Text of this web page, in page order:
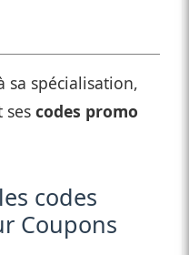
sa spécialisation,
ses codes promo
codes
Coupons